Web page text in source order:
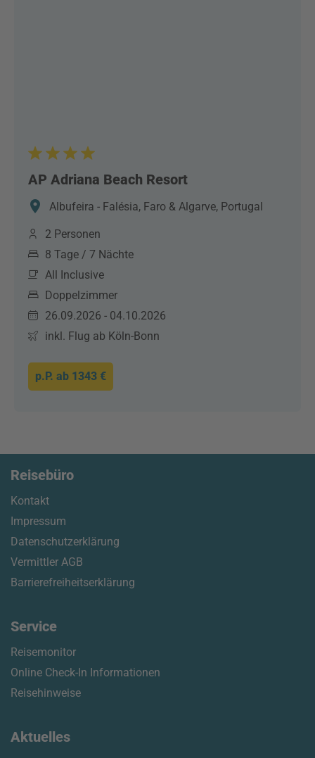
AP Adriana Beach Resort
Albufeira - Falésia, Faro & Algarve, Portugal
2 Personen
8 Tage / 7 Nächte
All Inclusive
Doppelzimmer
26.09.2026 - 04.10.2026
inkl. Flug ab Köln-Bonn
p.P. ab 1343 €
Reisebüro
Kontakt
Impressum
Datenschutzerklärung
Vermittler AGB
Barrierefreiheitserklärung
Service
Reisemonitor
Online Check-In Informationen
Reisehinweise
Aktuelles